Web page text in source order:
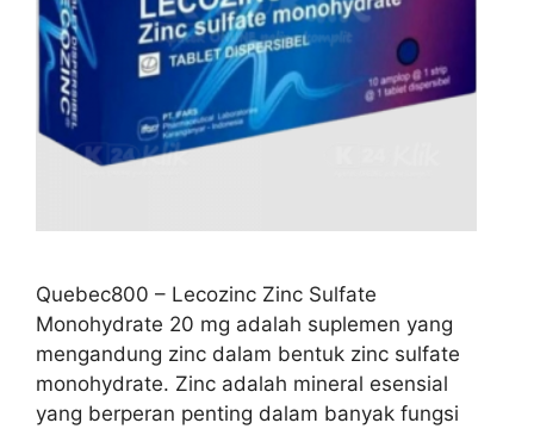
Quebec800 – Lecozinc Zinc Sulfate
Monohydrate 20 mg adalah suplemen yang
mengandung zinc dalam bentuk zinc sulfate
monohydrate. Zinc adalah mineral esensial
yang berperan penting dalam banyak fungsi